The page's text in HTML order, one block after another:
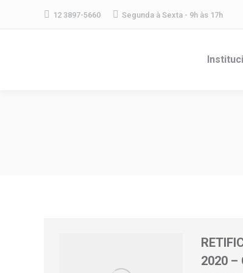
12 3897-5660 Segunda à Sexta - 9h às 17h
2020 –